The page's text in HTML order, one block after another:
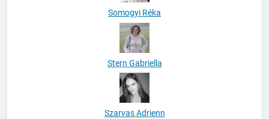
Somogyi Réka
Stern Gabriella
Szarvas Adrienn